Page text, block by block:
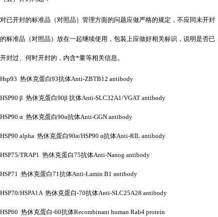
对已开封的标准品（对照品）管理方面的问题应做严格的规定，不应同未开封
的标准品（对照品）放在一起继续使用，包装上应做好相关标识，说明是否已
开封过、何时开封的，内含*量等相关信息。
Hsp93 热休克蛋白93抗体Anti-ZBTB12 antibody
HSP90 β 热休克蛋白90β 抗体Anti-SLC32A1/VGAT antibody
HSP90 α 热休克蛋白90α抗体Anti-GGN antibody
HSP90 alpha 热休克蛋白90α/HSP90 α抗体Anti-RIL antibody
HSP75/TRAP1 热休克蛋白75抗体Anti-Nanog antibody
HSP71 热休克蛋白71抗体Anti-Lamin B1 antibody
HSP70/HSPA1A 热休克蛋白-70抗体Anti-SLC25A28 antibody
HSP60 热休克蛋白-60抗体Recombinant human Rab4 protein